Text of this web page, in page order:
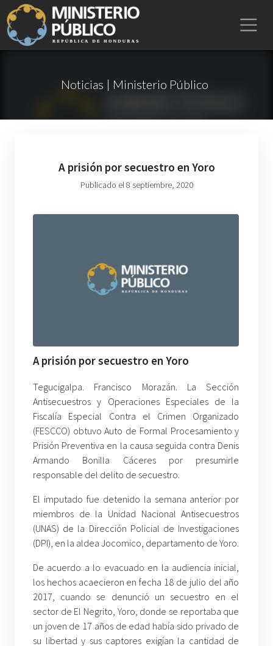
Noticias | Ministerio Público
A prisión por secuestro en Yoro
Publicado el 8 septiembre, 2020
A prisión por secuestro en Yoro
Tegucigalpa. Francisco Morazán. La Sección
Antisecuestros y Operaciones Especiales de la
Fiscalía Especial Contra el Crimen Organizado
(FESCCO) obtuvo Auto de Formal Procesamiento y
Prisión Preventiva en la causa seguida contra Denis
Armando Bonilla Cáceres por presumirle
responsable del delito de secuestro.
El imputado fue detenido la semana anterior por
miembros de la Unidad Nacional Antisecuestros
(UNAS) de la Dirección Policial de Investigaciones
(DPI), en la aldea Jocomico, departamento de Yoro.
De acuerdo a lo evacuado en la audiencia inicial,
los hechos acaecieron en fecha 18 de julio del año
2017, cuando se denunció un secuestro en el
sector de El Negrito, Yoro, donde se reportaba que
un joven de 17 años de edad había sido privado de
su libertad y sus captores exigían la cantidad de